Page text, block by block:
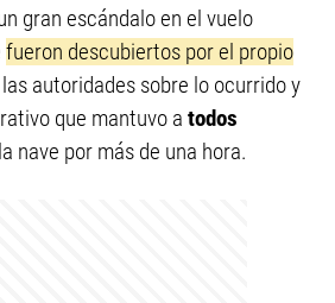
gran escándalo en el vuelo
fueron descubiertos por el propio
autoridades sobre lo ocurrido y
que mantuvo a todos
nave por más de una hora.